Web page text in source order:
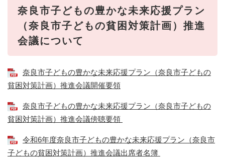
奈良市子どもの豊かな未来応援プラン
（奈良市子どもの貧困対策計画）推進
会議について
奈良市子どもの豊かな未来応援プラン（奈良市子どもの
貧困対策計画）推進会議開催要領
奈良市子どもの豊かな未来応援プラン（奈良市子どもの
貧困対策計画）推進会議傍聴要領
令和6年度奈良市子どもの豊かな未来応援プラン（奈良市
子どもの貧困対策計画）推進会議出席者名簿